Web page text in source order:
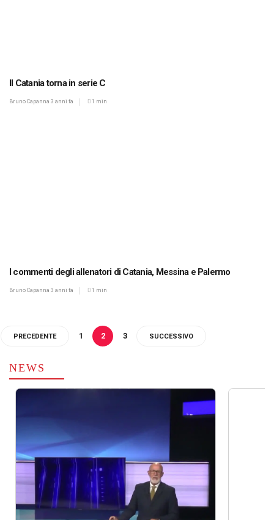
Il Catania torna in serie C
Bruno Capanna 3 anni fa 1 min
I commenti degli allenatori di Catania, Messina e Palermo
Bruno Capanna 3 anni fa 1 min
PRECEDENTE 1 2 3 SUCCESSIVO
NEWS